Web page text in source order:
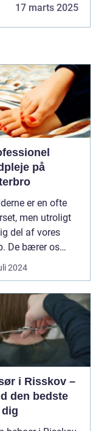
17 marts 2025
på
er en ofte
men utroligt
del af vores
De bærer os
...
2024
i Risskov –
den bedste